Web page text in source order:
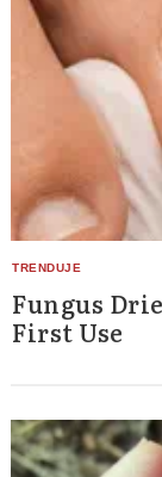
Fungus
First Use